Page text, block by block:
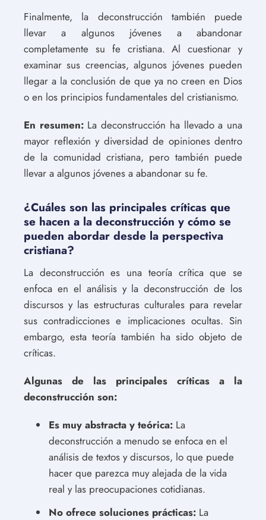
Finalmente, la deconstrucción también puede
llevar a algunos jóvenes a abandonar
completamente su fe cristiana. Al cuestionar y
examinar sus creencias, algunos jóvenes pueden
llegar a la conclusión de que ya no creen en Dios
o en los principios fundamentales del cristianismo.
En resumen: La deconstrucción ha llevado a una
mayor reflexión y diversidad de opiniones dentro
de la comunidad cristiana, pero también puede
llevar a algunos jóvenes a abandonar su fe.
¿Cuáles son las principales críticas que
se hacen a la deconstrucción y cómo se
pueden abordar desde la perspectiva
cristiana?
La deconstrucción es una teoría crítica que se
enfoca en el análisis y la deconstrucción de los
discursos y las estructuras culturales para revelar
sus contradicciones e implicaciones ocultas. Sin
embargo, esta teoría también ha sido objeto de
críticas.
Algunas de las principales críticas a la
deconstrucción son:
Es muy abstracta y teórica: La
deconstrucción a menudo se enfoca en el
análisis de textos y discursos, lo que puede
hacer que parezca muy alejada de la vida
real y las preocupaciones cotidianas.
No ofrece soluciones prácticas: La